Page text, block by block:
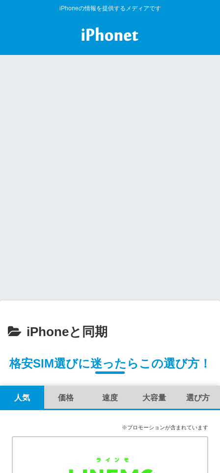
iPhoneの情報を提供するメディアです
iPhoneと同期
格安SIM選びに迷ったらこの選び方！
人気 価格 速度 大容量 選び方
※プロモーションが含まれています